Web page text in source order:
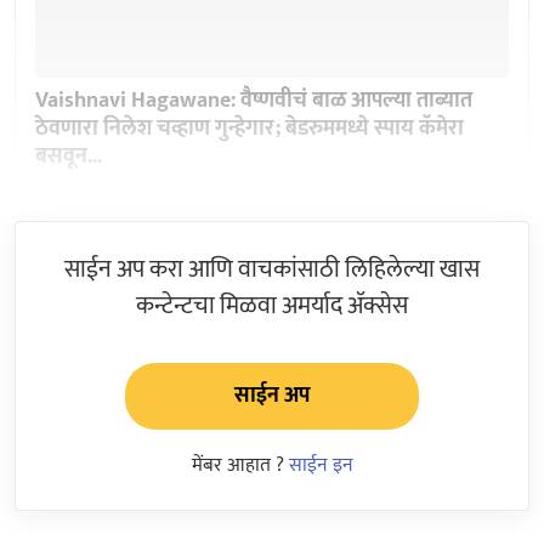
Vaishnavi Hagawane: वैष्णवीचं बाळ आपल्या ताब्यात
ठेवणारा निलेश चव्हाण गुन्हेगार; बेडरुममध्ये स्पाय कॅमेरा
बसवून...
साईन अप करा आणि वाचकांसाठी लिहिलेल्या खास
कन्टेन्टचा मिळवा अमर्याद ॲक्सेस
साईन अप
मेंबर आहात ?साईन इन